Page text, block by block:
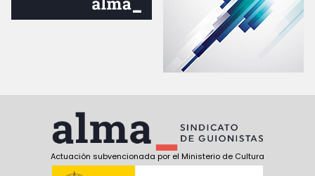
Actuación subvencionada por el Ministerio de Cultura